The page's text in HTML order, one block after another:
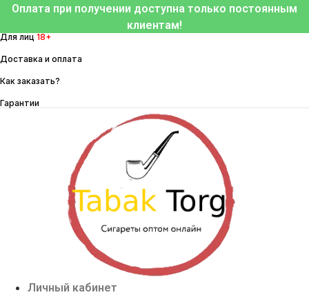
Перейти
содержимому
Оплата при получении доступна только постоянным
клиентам!
Для лиц 18+
Доставка и оплата
Как заказать?
Гарантии
Личный кабинет